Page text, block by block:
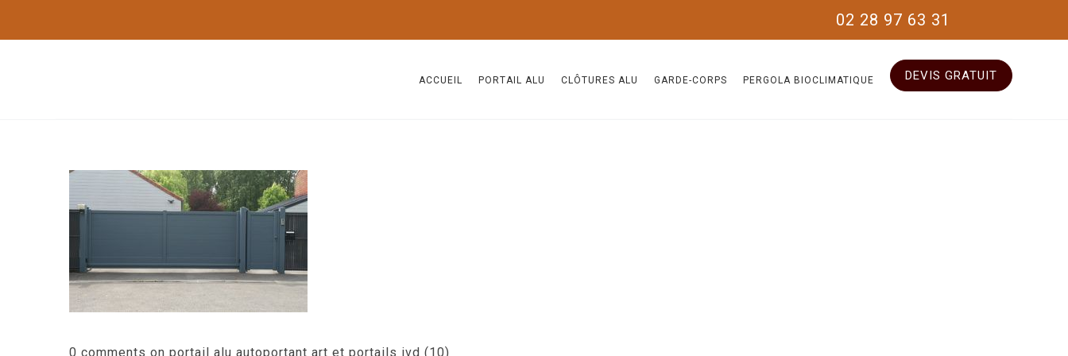
02 28 97 63 31
DEVIS GRATUIT
ACCUEIL PORTAIL ALU CLÔTURES ALU GARDE-CORPS PERGOLA BIOCLIMATIQUE
0 comments on portail alu autoportant art et portails ivd (10)